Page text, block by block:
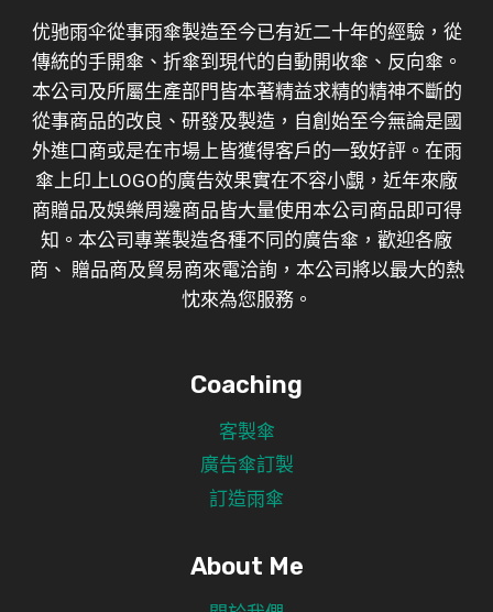
优驰雨伞從事雨傘製造至今已有近二十年的經驗，從
傳統的手開傘、折傘到現代的自動開收傘、反向傘。
本公司及所屬生產部門皆本著精益求精的精神不斷的
從事商品的改良、研發及製造，自創始至今無論是國
外進口商或是在市場上皆獲得客戶的一致好評。在雨
傘上印上LOGO的廣告效果實在不容小覷，近年來廠
商贈品及娛樂周邊商品皆大量使用本公司商品即可得
知。本公司專業製造各種不同的廣告傘，歡迎各廠
商、 贈品商及貿易商來電洽詢，本公司將以最大的熱
忱來為您服務。
Coaching
客製傘
廣告傘訂製
訂造雨傘
About Me